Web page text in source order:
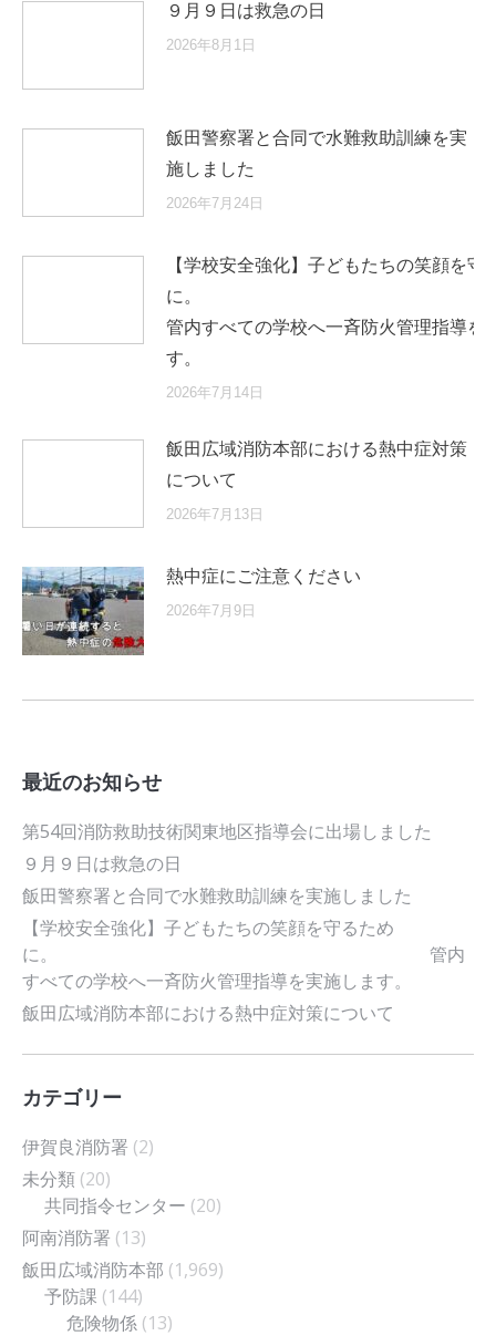
９月９日は救急の日
2026年8月1日
飯田警察署と合同で水難救助訓練を実
施しました
2026年7月24日
【学校安全強化】子どもたちの笑顔を守
に
管内すべての学校へ一斉防火管理指導を
す。
2026年7月14日
飯田広域消防本部における熱中症対策
について
2026年7月13日
熱中症にご注意ください
2026年7月9日
最近のお知らせ
第54回消防救助技術関東地区指導会に出場しました
９月９日は救急の日
飯田警察署と合同で水難救助訓練を実施しました
【学校安全強化】子どもたちの笑顔を守るため
に。 管内
すべての学校へ一斉防火管理指導を実施します。
飯田広域消防本部における熱中症対策について
カテゴリー
伊賀良消防署 (2)
未分類 (20)
共同指令センター (20)
阿南消防署 (13)
飯田広域消防本部 (1,969)
予防課 (144)
危険物係 (13)